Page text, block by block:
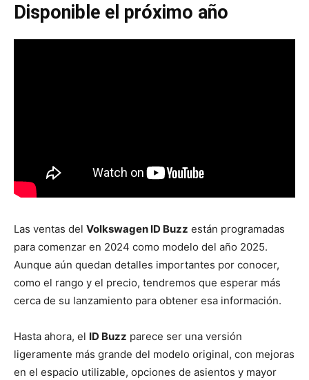
Disponible el próximo año
Las ventas del Volkswagen ID Buzz están programadas
para comenzar en 2024 como modelo del año 2025.
Aunque aún quedan detalles importantes por conocer,
como el rango y el precio, tendremos que esperar más
cerca de su lanzamiento para obtener esa información.
Hasta ahora, el ID Buzz parece ser una versión
ligeramente más grande del modelo original, con mejoras
en el espacio utilizable, opciones de asientos y mayor